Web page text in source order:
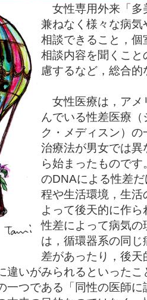
女性専用外来「多
兼ねなく様々な病
相談できること，
相談内容を聞くこ
慮するなど，総合
女性医療は，アメ
んでいる性差医療
ク・メディスン）
治療法が男女では
ら始まったもので
のDNAによる性差
程や生活環境，生
よって後天的に作
性差によって病気
は，循環器系の同
差があったり，後
違いがみられるといった
一つである「同性の医師